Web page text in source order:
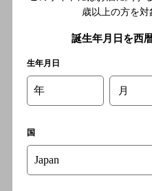
[
新
歳以上の方を対
誕生年月日を西
生年月日
年 月
国